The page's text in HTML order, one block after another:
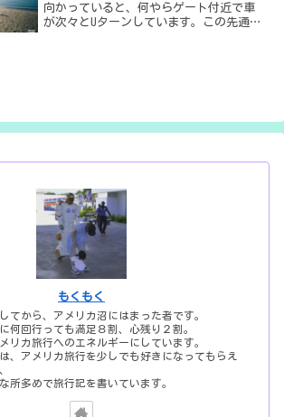
向かっていると、何やらゲート付近で車
が次々とUターンしています。この先通行
もくもく
てから、アメリカ沼にはまった者です。
何回行っても満足８割、心残り２割。
リカ旅行へのエネルギーにしています。
、アメリカ旅行を少しでも好きになってもらえ
所多めで旅行記を書いています。